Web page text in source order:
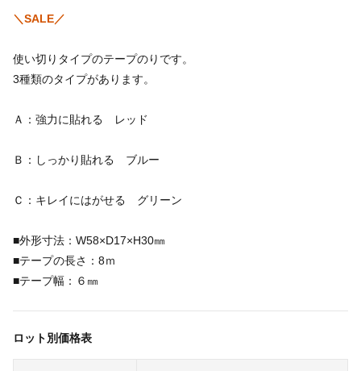
＼SALE／
使い切りタイプのテープのりです。
3種類のタイプがあります。
Ａ：強力に貼れる レッド
Ｂ：しっかり貼れる ブルー
Ｃ：キレイにはがせる グリーン
■外形寸法：W58×D17×H30㎜
■テープの長さ：8ｍ
■テープ幅：６㎜
ロット別価格表